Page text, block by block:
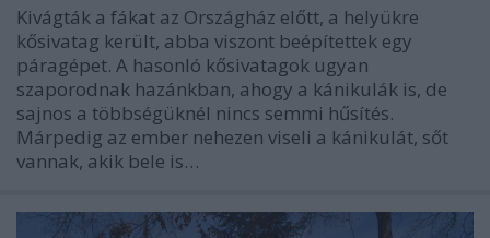
Kivágták a fákat az Országház előtt, a helyükre
kősivatag került, abba viszont beépítettek egy
páragépet. A hasonló kősivatagok ugyan
szaporodnak hazánkban, ahogy a kánikulák is, de
sajnos a többségüknél nincs semmi hűsítés.
Márpedig az ember nehezen viseli a kánikulát, sőt
vannak, akik bele is…